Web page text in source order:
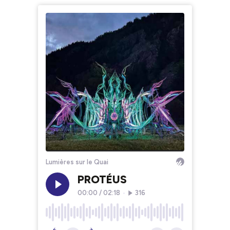
Lumières sur le Quai
PROTÉUS
00:00 / 02:18 316